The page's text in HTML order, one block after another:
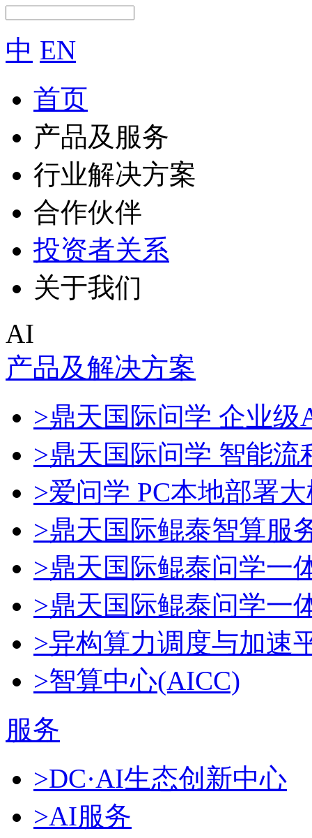
中 EN
首页
产品及服务
行业解决方案
合作伙伴
投资者关系
关于我们
AI
产品及解决方案
>鼎天国际问学 企业级
>鼎天国际问学 智能流
>爱问学 PC本地部署
>鼎天国际鲲泰智算服
>鼎天国际鲲泰问学一
>鼎天国际鲲泰问学一
>异构算力调度与加速
>智算中心(AICC)
服务
>DC·AI生态创新中心
>AI服务